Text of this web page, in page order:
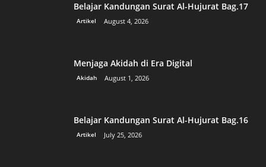
Belajar Kandungan Surat Al-Hujurat Bag.17
Artikel August 4, 2026
Menjaga Akidah di Era Digital
Akidah August 1, 2026
Belajar Kandungan Surat Al-Hujurat Bag.16
Artikel July 25, 2026